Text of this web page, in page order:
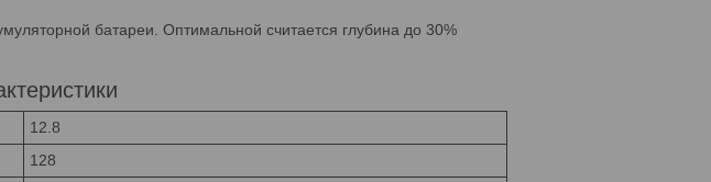
батареи. Оптимальной считается глубина до 30%
12.8
128